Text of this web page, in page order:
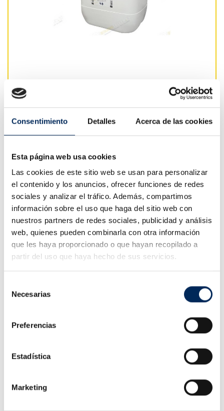
Consentimiento Detalles Acerca de las cookies
Esta página web usa cookies
Las cookies de este sitio web se usan para personalizar
el contenido y los anuncios, ofrecer funciones de redes
sociales y analizar el tráfico. Además, compartimos
información sobre el uso que haga del sitio web con
nuestros partners de redes sociales, publicidad y análisis
web, quienes pueden combinarla con otra información
que les haya proporcionado o que hayan recopilado a
partir del uso que haya hecho de sus servicios.
Necesarias
Preferencias
Estadística
Marketing
HLP 46 Hydraulic Oil HV 20 Liters
€78.65
€65.00 Tax excluded
Monograde mineral hydraulic oil extreme pressure of
advanced technology. Especialmene suitable for any
system or hydraulic circuit. Suitable for insta…
info
Reference: 0/004708
In stock: 52
Quantity